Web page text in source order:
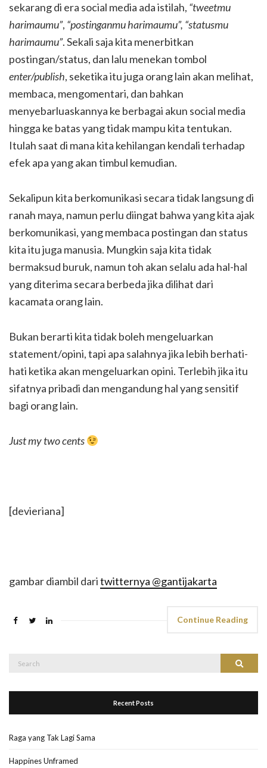
sekarang di era social media ada istilah, “tweetmu
harimaumu”, “postinganmu harimaumu”, “statusmu
harimaumu”. Sekali saja kita menerbitkan
postingan/status, dan lalu menekan tombol
enter/publish, seketika itu juga orang lain akan melihat,
membaca, mengomentari, dan bahkan
menyebarluaskannya ke berbagai akun social media
hingga ke batas yang tidak mampu kita tentukan.
Itulah saat di mana kita kehilangan kendali terhadap
efek apa yang akan timbul kemudian.
Sekalipun kita berkomunikasi secara tidak langsung di
ranah maya, namun perlu diingat bahwa yang kita ajak
berkomunikasi, yang membaca postingan dan status
kita itu juga manusia. Mungkin saja kita tidak
bermaksud buruk, namun toh akan selalu ada hal-hal
yang diterima secara berbeda jika dilihat dari
kacamata orang lain.
Bukan berarti kita tidak boleh mengeluarkan
statement/opini, tapi apa salahnya jika lebih berhati-
hati ketika akan mengeluarkan opini. Terlebih jika itu
sifatnya pribadi dan mengandung hal yang sensitif
bagi orang lain.
Just my two cents
[devieriana]
gambar diambil daritwitternya @gantijakarta
Continue Reading
Search
Search
Recent Posts
Raga yang Tak Lagi Sama
Happines Unframed